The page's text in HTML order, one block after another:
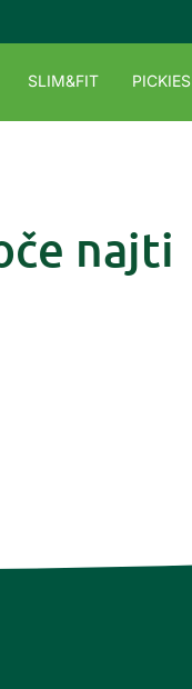
SLIM&FIT PICKIES
najti